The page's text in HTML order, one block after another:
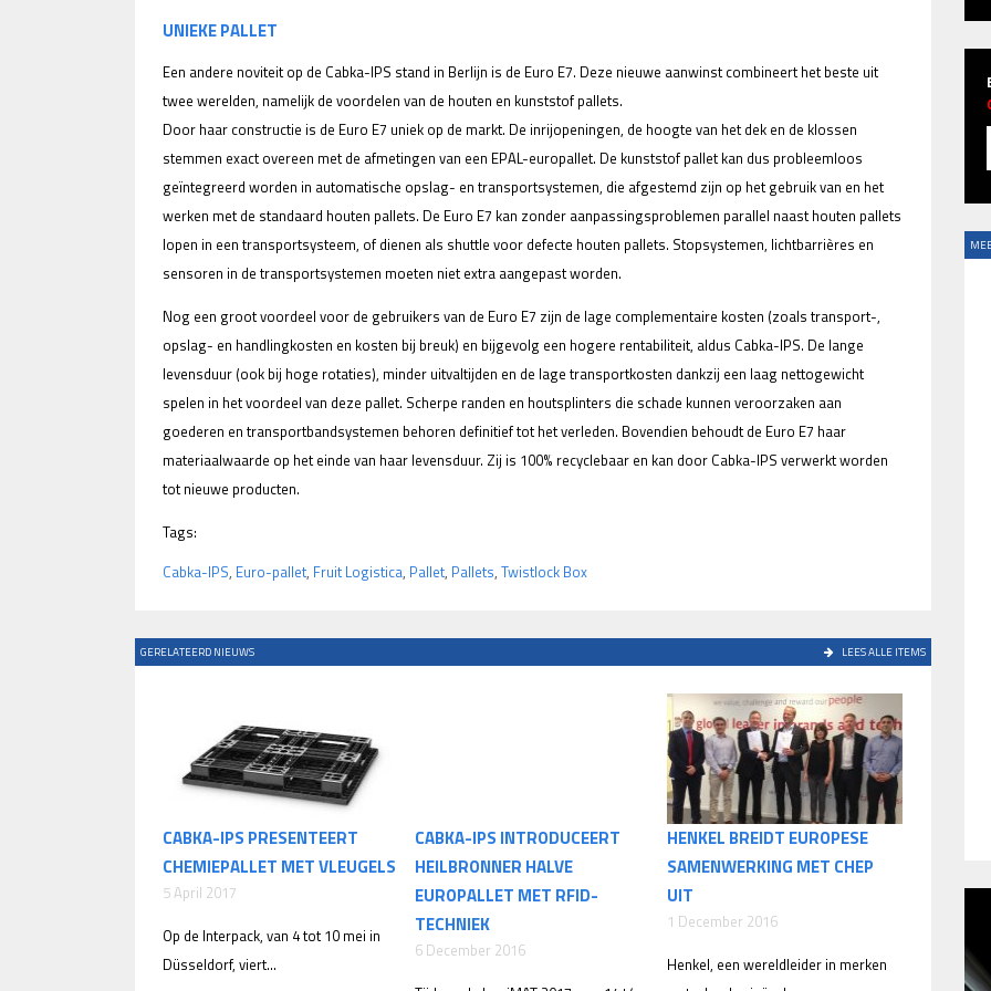
UNIEKE PALLET
Een andere noviteit op de Cabka-IPS stand in Berlijn is de Euro E7. Deze nieuwe aanwinst combineert het beste uit
twee werelden, namelijk de voordelen van de houten en kunststof pallets.
Door haar constructie is de Euro E7 uniek op de markt. De inrijopeningen, de hoogte van het dek en de klossen
stemmen exact overeen met de afmetingen van een EPAL-europallet. De kunststof pallet kan dus probleemloos
geïntegreerd worden in automatische opslag- en transportsystemen, die afgestemd zijn op het gebruik van en het
werken met de standaard houten pallets. De Euro E7 kan zonder aanpassingsproblemen parallel naast houten pallets
lopen in een transportsysteem, of dienen als shuttle voor defecte houten pallets. Stopsystemen, lichtbarrières en
sensoren in de transportsystemen moeten niet extra aangepast worden.
Nog een groot voordeel voor de gebruikers van de Euro E7 zijn de lage complementaire kosten (zoals transport-,
opslag- en handlingkosten en kosten bij breuk) en bijgevolg een hogere rentabiliteit, aldus Cabka-IPS. De lange
levensduur (ook bij hoge rotaties), minder uitvaltijden en de lage transportkosten dankzij een laag nettogewicht
spelen in het voordeel van deze pallet. Scherpe randen en houtsplinters die schade kunnen veroorzaken aan
goederen en transportbandsystemen behoren definitief tot het verleden. Bovendien behoudt de Euro E7 haar
materiaalwaarde op het einde van haar levensduur. Zij is 100% recyclebaar en kan door Cabka-IPS verwerkt worden
tot nieuwe producten.
Tags:
Cabka-IPS, Euro-pallet, Fruit Logistica, Pallet, Pallets, Twistlock Box
GERELATEERD NIEUWS LEES ALLE ITEMS
CABKA-IPS PRESENTEERT
CHEMIEPALLET MET VLEUGELS
5 April 2017
Op de Interpack, van 4 tot 10 mei in
Düsseldorf, viert...
CABKA-IPS INTRODUCEERT
HEILBRONNER HALVE
EUROPALLET MET RFID-
TECHNIEK
6 December 2016
HENKEL BREIDT EUROPESE
SAMENWERKING MET CHEP
UIT
1 December 2016
Henkel, een wereldleider in merken